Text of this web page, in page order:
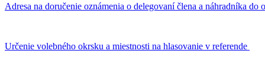
Adresa na doručenie oznámenia o delegovaní člena a náhradníka
Určenie volebného okrsku a miestnosti na hlasovanie v referende